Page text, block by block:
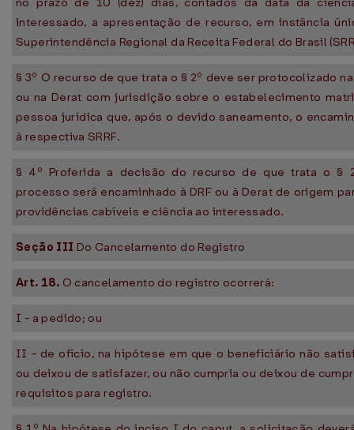
interessado, a apresentação de recurso, em instância
Superintendência Regional da Receita Federal do Brasil
§ 3º O recurso de que trata o § 2º deve ser protocolizado na
ou na Derat com jurisdição sobre o estabelecimento
pessoa jurídica que, após o devido saneamento, o
à respectiva SRRF.
§ 4º Proferida a decisão do recurso de que trata o §
processo será encaminhado à DRF ou à Derat de origem
providências cabíveis e ciência ao interessado.
Seção III Do Cancelamento do Registro
Art. 18. O cancelamento do registro ocorrerá:
I - a pedido; ou
II - de ofício, na hipótese em que o beneficiário não
ou deixou de satisfazer, ou não cumpria ou deixou de
requisitos para registro.